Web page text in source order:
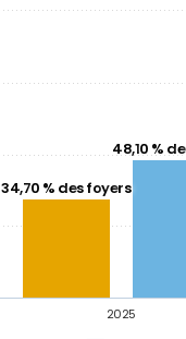
34,70 % des foyers
48,10 %
2025